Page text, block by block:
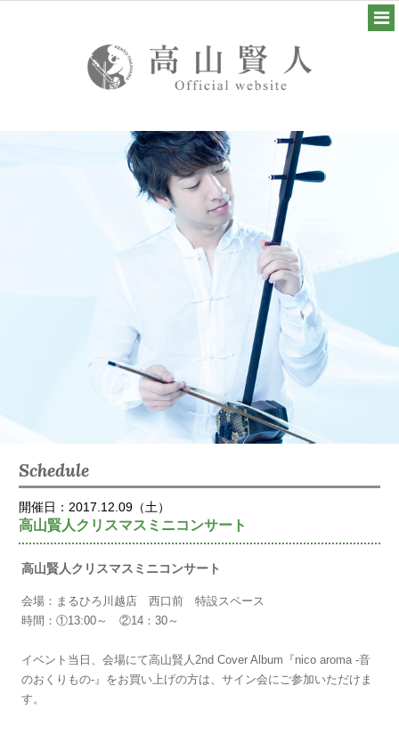
Schedule
開催日：2017.12.09（土）
高山賢人クリスマスミニコンサート
高山賢人クリスマスミニコンサート
会場：まるひろ川越店 西口前 特設スペース
時間：①13:00～ ②14：30～
イベント当日、会場にて高山賢人2nd Cover Album『nico aroma -音
のおくりもの-』をお買い上げの方は、サイン会にご参加いただけま
す。